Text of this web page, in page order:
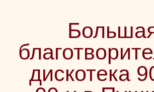
дискотека